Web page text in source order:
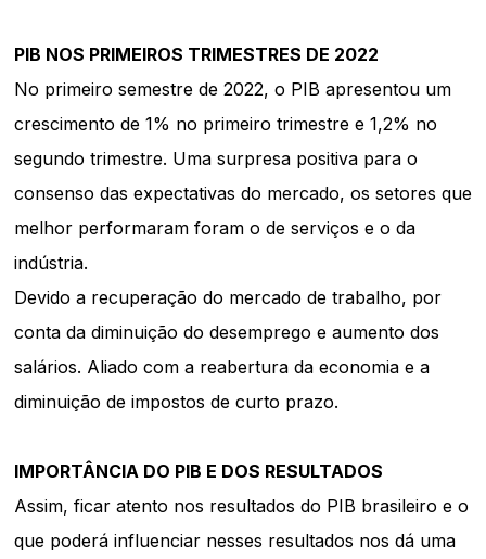
PIB NOS PRIMEIROS TRIMESTRES DE 2022
No primeiro semestre de 2022, o PIB apresentou um
crescimento de 1% no primeiro trimestre e 1,2% no
segundo trimestre. Uma surpresa positiva para o
consenso das expectativas do mercado, os setores que
melhor performaram foram o de serviços e o da
indústria.
Devido a recuperação do mercado de trabalho, por
conta da diminuição do desemprego e aumento dos
salários. Aliado com a reabertura da economia e a
diminuição de impostos de curto prazo.
IMPORTÂNCIA DO PIB E DOS RESULTADOS
Assim, ficar atento nos resultados do PIB brasileiro e o
que poderá influenciar nesses resultados nos dá uma